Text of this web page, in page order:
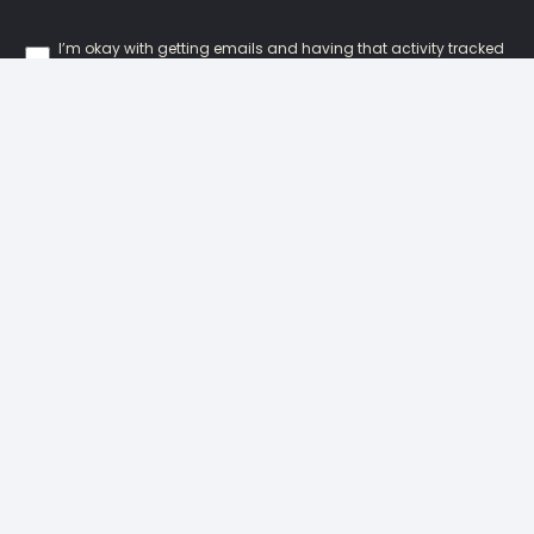
I’m okay with getting emails and having that activity tracked